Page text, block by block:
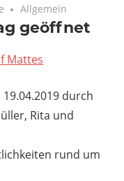
Allgemein
geöffnet
Mattes
durch
Rita und
rund um